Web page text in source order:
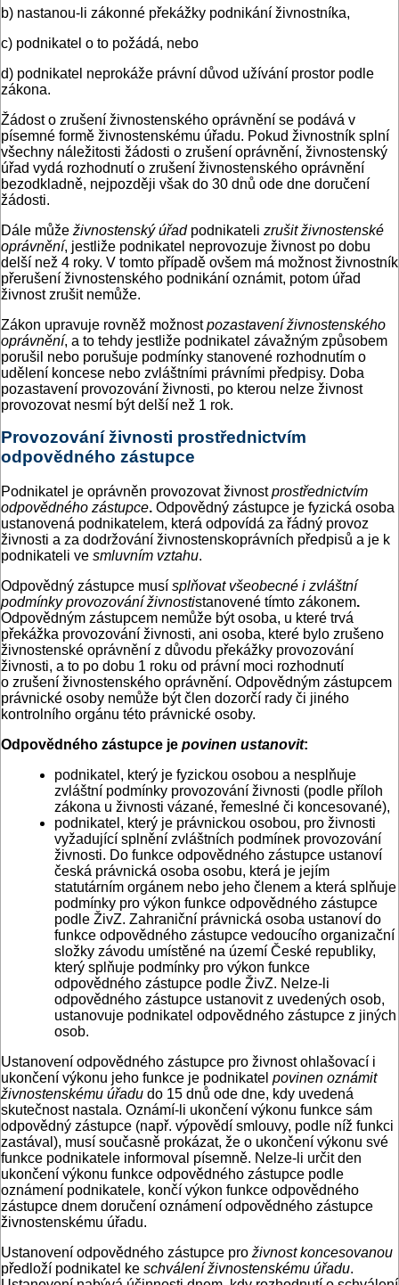
b) nastanou-li zákonné překážky podnikání živnostníka,
c) podnikatel o to požádá, nebo
d) podnikatel neprokáže právní důvod užívání prostor podle
zákona.
Žádost o zrušení živnostenského oprávnění se podává v
písemné formě živnostenskému úřadu. Pokud živnostník splní
všechny náležitosti žádosti o zrušení oprávnění, živnostenský
úřad vydá rozhodnutí o zrušení živnostenského oprávnění
bezodkladně, nejpozději však do 30 dnů ode dne doručení
žádosti.
Dále může živnostenský úřadpodnikateli zrušit živnostenské
oprávnění, jestliže podnikatel neprovozuje živnost po dobu
delší než 4 roky. V tomto případě ovšem má možnost živnostník
přerušení živnostenského podnikání oznámit, potom úřad
živnost zrušit nemůže.
Zákon upravuje rovněž možnostpozastavení živnostenského
oprávnění, a to tehdy jestliže podnikatel závažným způsobem
porušil nebo porušuje podmínky stanovené rozhodnutím o
udělení koncese nebo zvláštními právními předpisy. Doba
pozastavení provozování živnosti, po kterou nelze živnost
provozovat nesmí být delší než 1 rok.
Provozování živnosti prostřednictvím
odpovědného zástupce
Podnikatel je oprávněn provozovat živnostprostřednictvím
odpovědného zástupce. Odpovědný zástupce je fyzická osoba
ustanovená podnikatelem, která odpovídá za řádný provoz
živnosti a za dodržování živnostenskoprávních předpisů a je k
podnikateli ve smluvním vztahu.
Odpovědný zástupce musí splňovat všeobecné i zvláštní
podmínky provozování živnostistanovené tímto zákonem.
Odpovědným zástupcem nemůže být osoba, u které trvá
překážka provozování živnosti, ani osoba, které bylo zrušeno
živnostenské oprávnění z důvodu překážky provozování
živnosti, a to po dobu 1 roku od právní moci rozhodnutí
o zrušení živnostenského oprávnění. Odpovědným zástupcem
právnické osoby nemůže být člen dozorčí rady či jiného
kontrolního orgánu této právnické osoby.
Odpovědného zástupce je povinen ustanovit:
podnikatel, který je fyzickou osobou a nesplňuje
zvláštní podmínky provozování živnosti (podle příloh
zákona u živnosti vázané, řemeslné či koncesované),
podnikatel, který je právnickou osobou, pro živnosti
vyžadující splnění zvláštních podmínek provozování
živnosti. Do funkce odpovědného zástupce ustanoví
česká právnická osoba osobu, která je jejím
statutárním orgánem nebo jeho členem a která splňuje
podmínky pro výkon funkce odpovědného zástupce
podle ŽivZ. Zahraniční právnická osoba ustanoví do
funkce odpovědného zástupce vedoucího organizační
složky závodu umístěné na území České republiky,
který splňuje podmínky pro výkon funkce
odpovědného zástupce podle ŽivZ. Nelze-li
odpovědného zástupce ustanovit z uvedených osob,
ustanovuje podnikatel odpovědného zástupce z jiných
osob.
Ustanovení odpovědného zástupce pro živnost ohlašovací i
ukončení výkonu jeho funkce je podnikatel povinen oznámit
živnostenskému úřadu do 15 dnů ode dne, kdy uvedená
skutečnost nastala. Oznámí-li ukončení výkonu funkce sám
odpovědný zástupce (např. výpovědí smlouvy, podle níž funkci
zastával), musí současně prokázat, že o ukončení výkonu své
funkce podnikatele informoval písemně. Nelze-li určit den
ukončení výkonu funkce odpovědného zástupce podle
oznámení podnikatele, končí výkon funkce odpovědného
zástupce dnem doručení oznámení odpovědného zástupce
živnostenskému úřadu.
Ustanovení odpovědného zástupce pro živnost koncesovanou
předloží podnikatel ke schválení živnostenskému úřadu.